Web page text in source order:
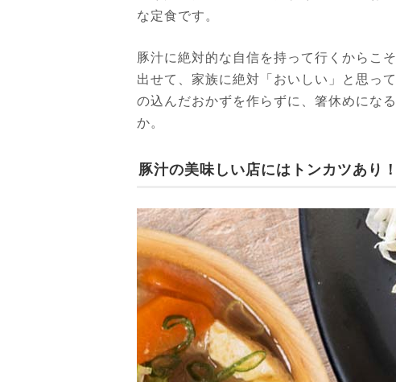
な定食です。
豚汁に絶対的な自信を持って行くからこ
出せて、家族に絶対「おいしい」と思っ
の込んだおかずを作らずに、箸休めにな
か。
豚汁の美味しい店にはトンカツあり